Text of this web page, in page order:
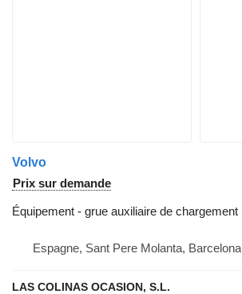
Volvo
Prix sur demande
Équipement - grue auxiliaire de chargement
Espagne, Sant Pere Molanta, Barcelona
LAS COLINAS OCASION, S.L.